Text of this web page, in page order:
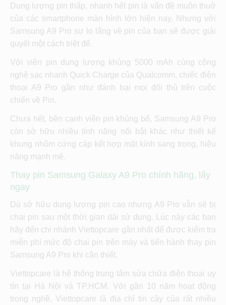
Dung lượng pin thấp, nhanh hết pin là vấn đề muôn thuở
của các smartphone màn hình lớn hiện nay. Nhưng với
Samsung A9 Pro sự lo lắng về pin của bạn sẽ được giải
quyết một cách triệt để.
Với viên pin dung lượng khủng 5000 mAh cùng công
nghệ sạc nhanh Quick Charge của Qualcomm, chiếc điện
thoại A9 Pro gần như đánh bại mọi đối thủ trên cuộc
chiến về Pin.
Chưa hết, bên cạnh viên pin khủng bố, Samsung A9 Pro
còn sở hữu nhiều tính năng nổi bật khác như thiết kế
khung nhôm cứng cáp kết hợp mặt kính sang trọng, hiệu
năng mạnh mẽ.
Thay pin Samsung Galaxy A9 Pro chính hãng, lấy
ngay
Dù sở hữu dung lượng pin cao nhưng A9 Pro vẫn sẽ bị
chai pin sau một thời gian dài sử dụng. Lúc này các bạn
hãy đến chi nhánh Viettopcare gần nhất để được kiểm tra
miễn phí mức độ chai pin trên máy và tiến hành thay pin
Samsung A9 Pro khi cần thiết.
Viettopcare là hệ thống trung tâm sửa chữa điện thoại uy
tín tại Hà Nội và TP.HCM. Với gần 10 năm hoạt động
trong nghề, Viettopcare là địa chỉ tin cậy của rất nhiều